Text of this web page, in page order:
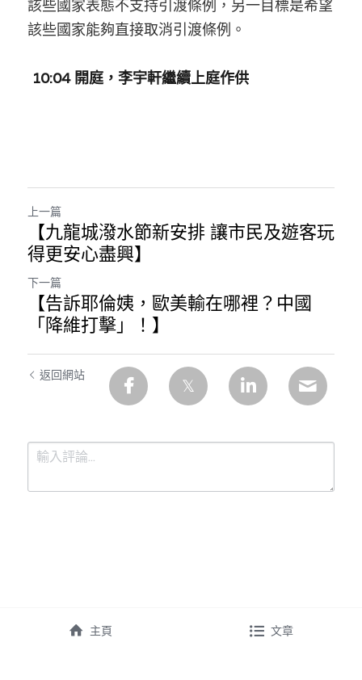
該些國家表態不支持引渡條例，另一目標是希望
該些國家能夠直接取消引渡條例。
10:04 開庭，李宇軒繼續上庭作供
上一篇
【九龍城潑水節新安排 讓市民及遊客玩
得更安心盡興】
下一篇
【告訴耶倫姨，歐美輸在哪裡？中國
「降維打擊」！】
返回網站
主頁 文章